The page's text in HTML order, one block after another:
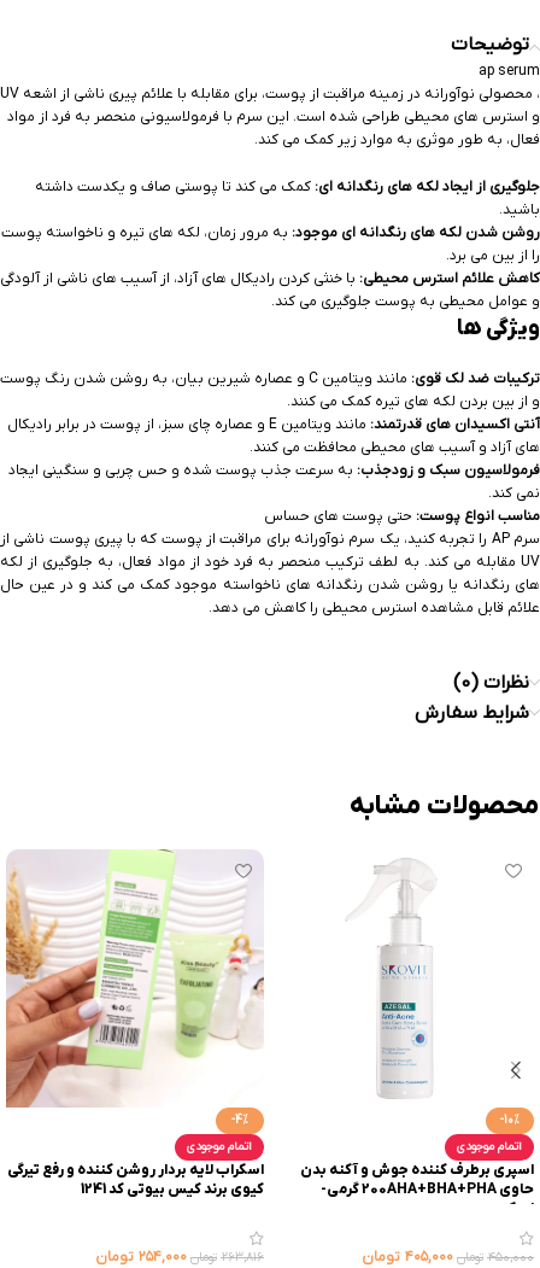
توضیحات
ap serum
، محصولی نوآورانه در زمینه مراقبت از پوست، برای مقابله با علائم پیری ناشی از اشعه UV
و استرس های محیطی طراحی شده است. این سرم با فرمولاسیونی منحصر به فرد از مواد
فعال، به طور موثری به موارد زیر کمک می کند.
جلوگیری از ایجاد لکه های رنگدانه ای: کمک می کند تا پوستی صاف و یکدست داشته
باشید.
روشن شدن لکه های رنگدانه ای موجود: به مرور زمان، لکه های تیره و ناخواسته پوست
را از بین می برد.
کاهش علائم استرس محیطی: با خنثی کردن رادیکال های آزاد، از آسیب های ناشی از آلودگی
و عوامل محیطی به پوست جلوگیری می کند.
ویژگی ها
ترکیبات ضد لک قوی:
مانند ویتامین C و عصاره شیرین بیان، به روشن شدن رنگ پوست
و از بین بردن لکه های تیره کمک می کنند.
آنتی اکسیدان های قدرتمند:
مانند ویتامین E و عصاره چای سبز، از پوست در برابر رادیکال
های آزاد و آسیب های محیطی محافظت می کنند.
فرمولاسیون سبک و زودجذب: به سرعت جذب پوست شده و حس چربی و سنگینی ایجاد
نمی کند.
مناسب انواع پوست: حتی پوست های حساس
سرم AP را تجربه کنید، یک سرم نوآورانه برای مراقبت از پوست که با پیری پوست ناشی از
UV مقابله می کند.
به لطف ترکیب منحصر به فرد خود از مواد فعال، به جلوگیری از لکه
های رنگدانه یا روشن شدن رنگدانه های ناخواسته موجود کمک می کند و در عین حال
علائم قابل مشاهده استرس محیطی را کاهش می دهد.
نظرات (0)
شرایط سفارش
محصولات مشابه
-10%
اتمام موجودی
اسپری برطرف کننده جوش و آکنه بدن
حاوی 200AHA+BHA+PHA گرمی-
اسکوویت
۴۵۰,۰۰۰ تومان ۴۰۵,۰۰۰ تومان
-4%
اتمام موجودی
اسکراب لایه بردار روشن کننده و رفع تیرگی
کیوی برند کیس بیوتی کد 1241
۲۶۳,۸۱۶ تومان ۲۵۴,۰۰۰ تومان